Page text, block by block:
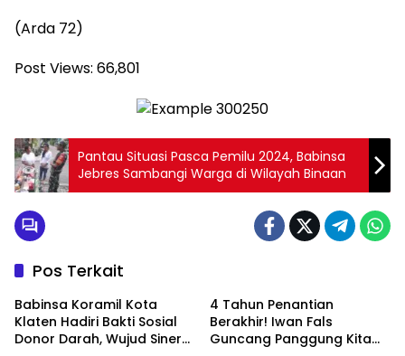
(Arda 72)
Post Views: 66,801
Pantau Situasi Pasca Pemilu 2024, Babinsa
Jebres Sambangi Warga di Wilayah Binaan
Pos Terkait
Babinsa Koramil Kota
Klaten Hadiri Bakti Sosial
Donor Darah, Wujud Sinergi
4 Tahun Penantian
Berakhir! Iwan Fals
Guncang Panggung Kita